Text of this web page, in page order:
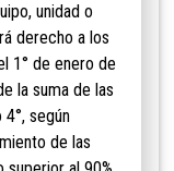
unidad o
derecho a los
1° de enero de
la suma de las
según
de las